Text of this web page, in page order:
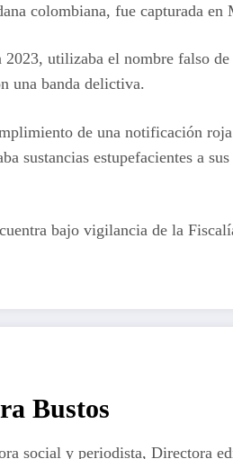
colombiana, fue capturada
utilizaba el nombre falso
una banda delictiva.
de una notificación
sustancias estupefacientes a
bajo vigilancia de la
Bustos
social y periodista, Directora